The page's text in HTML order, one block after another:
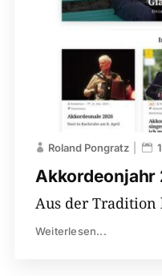
Akkordeonjahr
Roland Pongratz
Aus der Tradition
Weiterlesen...